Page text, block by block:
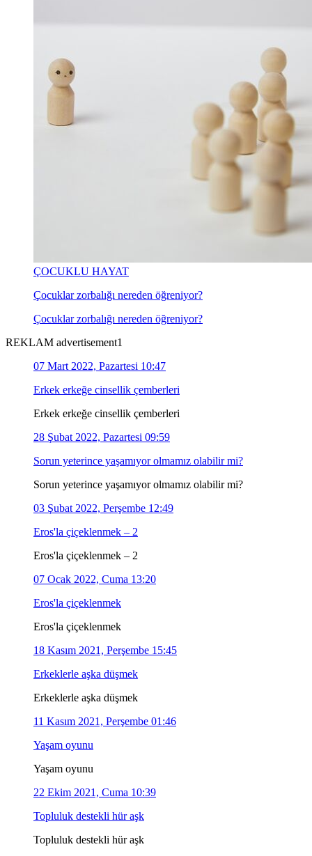
ÇOCUKLU HAYAT
Çocuklar zorbalığı nereden öğreniyor?
Çocuklar zorbalığı nereden öğreniyor?
REKLAM advertisement1
07 Mart 2022, Pazartesi 10:47
Erkek erkeğe cinsellik çemberleri
Erkek erkeğe cinsellik çemberleri
28 Şubat 2022, Pazartesi 09:59
Sorun yeterince yaşamıyor olmamız olabilir mi?
Sorun yeterince yaşamıyor olmamız olabilir mi?
03 Şubat 2022, Perşembe 12:49
Eros'la çiçeklenmek – 2
Eros'la çiçeklenmek – 2
07 Ocak 2022, Cuma 13:20
Eros'la çiçeklenmek
Eros'la çiçeklenmek
18 Kasım 2021, Perşembe 15:45
Erkeklerle aşka düşmek
Erkeklerle aşka düşmek
11 Kasım 2021, Perşembe 01:46
Yaşam oyunu
Yaşam oyunu
22 Ekim 2021, Cuma 10:39
Topluluk destekli hür aşk
Topluluk destekli hür aşk